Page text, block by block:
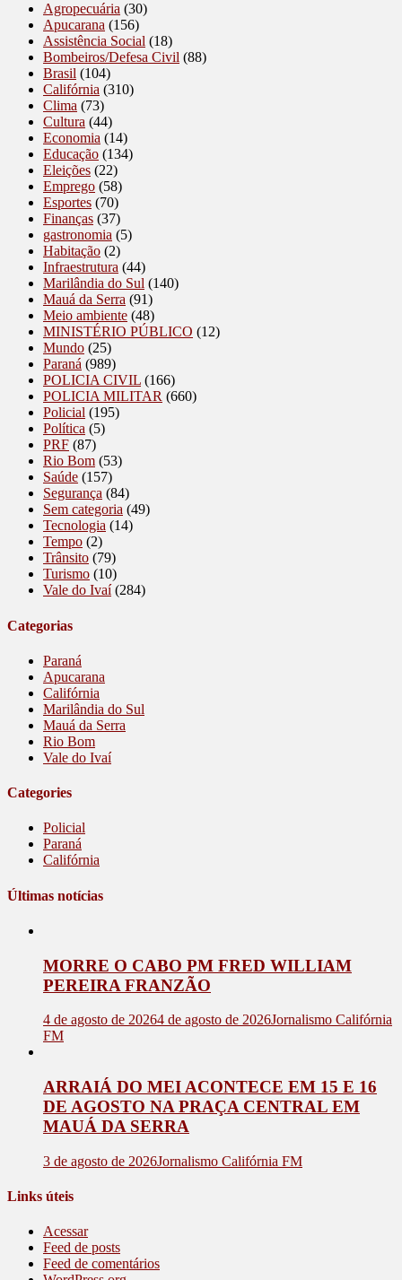
Agropecuária (30)
Apucarana (156)
Assistência Social (18)
Bombeiros/Defesa Civil (88)
Brasil (104)
Califórnia (310)
Clima (73)
Cultura (44)
Economia (14)
Educação (134)
Eleições (22)
Emprego (58)
Esportes (70)
Finanças (37)
gastronomia (5)
Habitação (2)
Infraestrutura (44)
Marilândia do Sul (140)
Mauá da Serra (91)
Meio ambiente (48)
MINISTÉRIO PÚBLICO (12)
Mundo (25)
Paraná (989)
POLICIA CIVIL (166)
POLICIA MILITAR (660)
Policial (195)
Política (5)
PRF (87)
Rio Bom (53)
Saúde (157)
Segurança (84)
Sem categoria (49)
Tecnologia (14)
Tempo (2)
Trânsito (79)
Turismo (10)
Vale do Ivaí(284)
Categorias
Paraná
Apucarana
Califórnia
Marilândia do Sul
Mauá da Serra
Rio Bom
Vale do Ivaí
Categories
Policial
Paraná
Califórnia
Últimas notícias
MORRE O CABO PM FRED WILLIAM
PEREIRA FRANZÃO
4 de agosto de 20264 de agosto de 2026Jornalismo Califórnia
FM
ARRAIÁ DO MEI ACONTECE EM 15 E 16
DE AGOSTO NA PRAÇA CENTRAL EM
MAUÁ DA SERRA
3 de agosto de 2026Jornalismo Califórnia FM
Links úteis
Acessar
Feed de posts
Feed de comentários